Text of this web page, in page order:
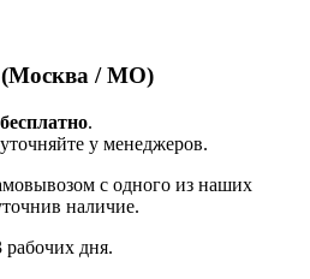
(Москва / МО)
бесплатно.
у менеджеров.
с одного из наших
наличие.
дня.